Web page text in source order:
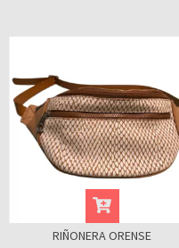
RIÑONERA ORENSE